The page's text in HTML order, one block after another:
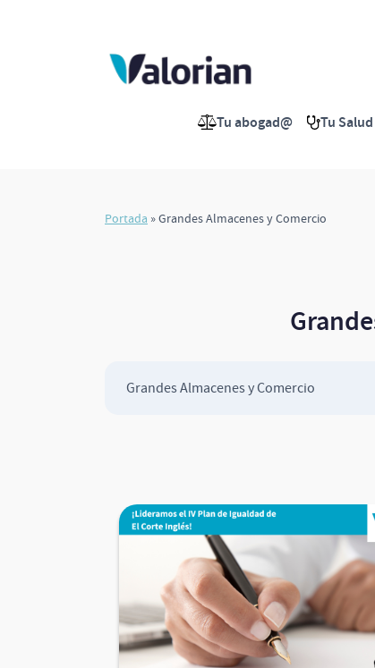
Tu abogad@ Tu Salud
Portada »Grandes Almacenes y Comercio